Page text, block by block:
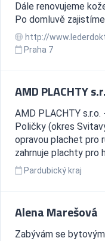
Dále renovujeme
Po domluvě
http://
Praha 7
AMD PLACHTY
AMD PLACHTY
Poličky (okres
opravou plachet pro
zahrnuje plachty pro
Pardubický kraj
Alena Marešová
Zabývám se